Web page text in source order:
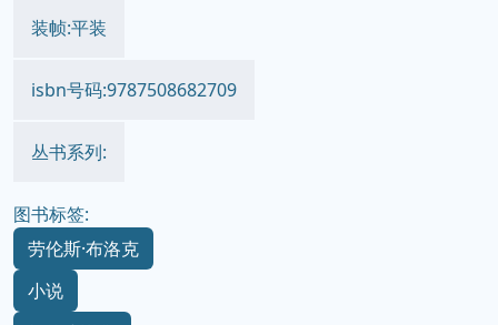
装帧:平装
isbn号码:9787508682709
丛书系列:
图书标签:
劳伦斯·布洛克
小说